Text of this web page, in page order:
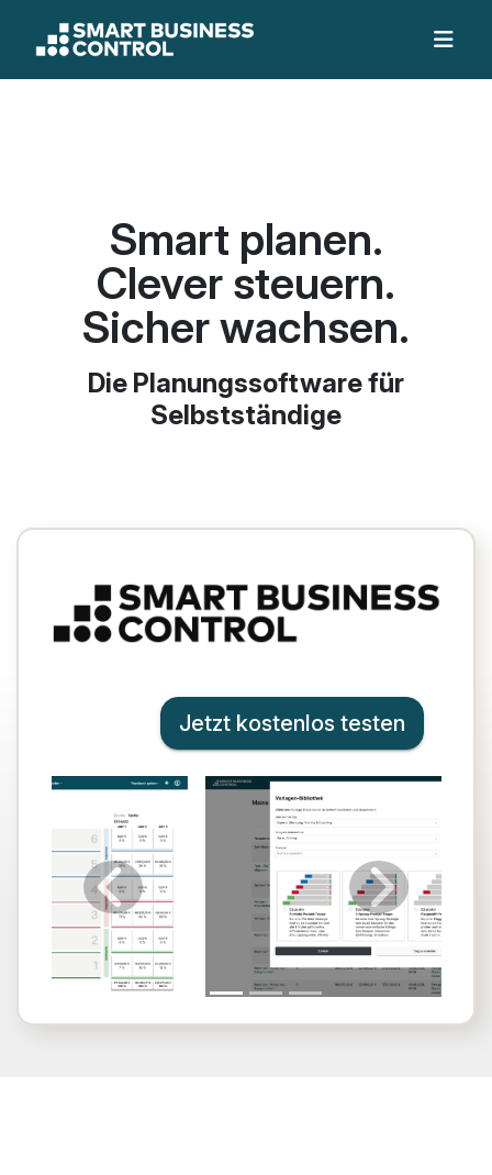
Smart planen.
Clever steuern.
Sicher wachsen.
Die Planungssoftware für
Selbstständige
Jetzt kostenlos testen
Previous Next